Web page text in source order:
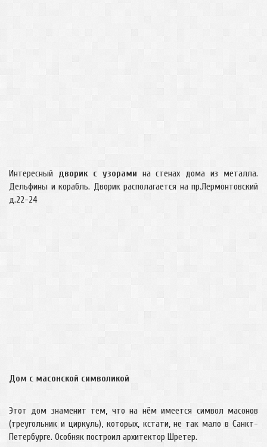
Интересный дворик с узорами на стенах дома из металла.
Дельфины и корабль. Дворик располагается на пр.Лермонтовский
д.22-24
Дом с масонской символикой
Этот дом знаменит тем, что на нём имеется символ масонов
(треугольник и циркуль), которых, кстати, не так мало в Санкт-
Петербурге. Особняк построил архитектор Шретер.